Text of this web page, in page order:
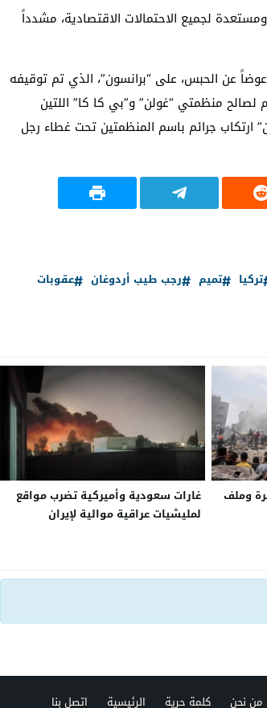
لجميع الاحتمالات الاقتصادية، مشدداً
عوضاً عن الحبس، على “برانسون”، الذي تم توقيفه
جرائم لصالح منظمتي “غولن” و”بي كا كا” اللتين
ارتكاب جرائم باسم المنظمتين تحت غطاء رجل
تركيا تميم رجب طيب أردوغان
عقوبات
وملف
غارات سعودية وأميركية تضرب مواقع
لمليشيات عراقية موالية لإيران
من نحن كلمة حرية الرئيسية اتصل بنا